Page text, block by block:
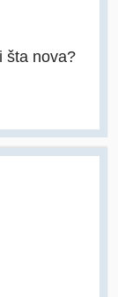
šta nova?